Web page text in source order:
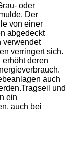
oder
Der
von einer
abgedeckt
verwendet
verringert sich.
deren
auch
und
ein
auch bei